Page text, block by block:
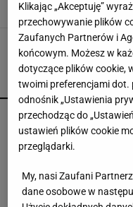
POPULARNE
W Rosji
150 jajek i
do czego
Klikając „Akceptuję”
przechowywanie plików
Zaufanych Partnerów i
końcowym. Możesz w
dotyczące plików cookie,
twoimi preferencjami
odnośnik „Ustawienia
przechodząc do
ustawień plików cookie
przeglądarki.
My, nasi Zaufani
dane osobowe w